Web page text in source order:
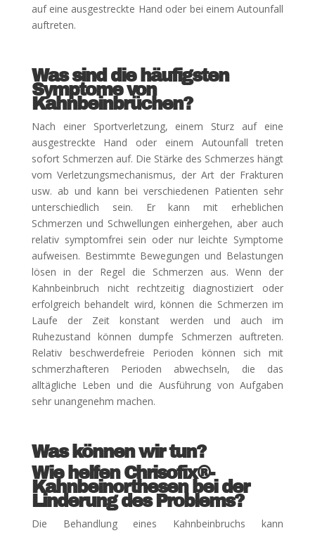
auf eine ausgestreckte Hand oder bei einem Autounfall
auftreten.
Was sind die häufigsten
Symptome von
Kahnbeinbrüchen?
Nach einer Sportverletzung, einem Sturz auf eine
ausgestreckte Hand oder einem Autounfall treten
sofort Schmerzen auf. Die Stärke des Schmerzes hängt
vom Verletzungsmechanismus, der Art der Frakturen
usw. ab und kann bei verschiedenen Patienten sehr
unterschiedlich sein. Er kann mit erheblichen
Schmerzen und Schwellungen einhergehen, aber auch
relativ symptomfrei sein oder nur leichte Symptome
aufweisen. Bestimmte Bewegungen und Belastungen
lösen in der Regel die Schmerzen aus. Wenn der
Kahnbeinbruch nicht rechtzeitig diagnostiziert oder
erfolgreich behandelt wird, können die Schmerzen im
Laufe der Zeit konstant werden und auch im
Ruhezustand können dumpfe Schmerzen auftreten.
Relativ beschwerdefreie Perioden können sich mit
schmerzhafteren Perioden abwechseln, die das
alltägliche Leben und die Ausführung von Aufgaben
sehr unangenehm machen.
Was können wir tun?
Wie helfen Chrisofix®-
Kahnbeinorthesen bei der
Linderung des Problems?
Die Behandlung eines Kahnbeinbruchs kann